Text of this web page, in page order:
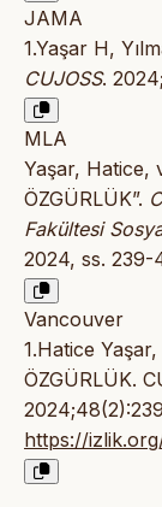
JAMA
1.Yaşar H,
CUJOSS.
MLA
Yaşar, Hatice,
ÖZGÜRLÜK”.
Fakültesi
2024, ss. 239-
Vancouver
1.Hatice
ÖZGÜRLÜK.
https://